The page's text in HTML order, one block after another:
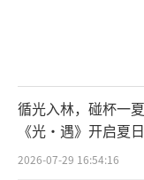
玩家还可
包。神秘矿洞
只会爆落矿石！
循光入林，碰杯一
《光·遇》开启夏
2026-07-29 16:54:16